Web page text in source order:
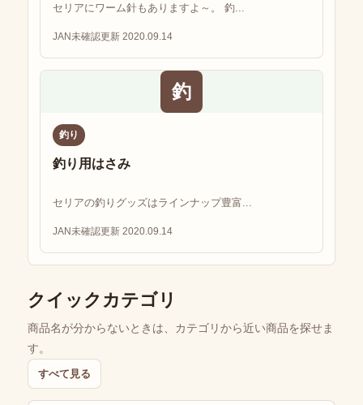
セリアにワーム針もありますよ～。 釣...
JAN未確認更新 2020.09.14
釣
釣り
釣り用はさみ
セリアの釣りグッズはラインナップ豊富...
JAN未確認更新 2020.09.14
クイックカテゴリ
商品名が分からないときは、カテゴリから近い商品を探せま
す。
すべて見る